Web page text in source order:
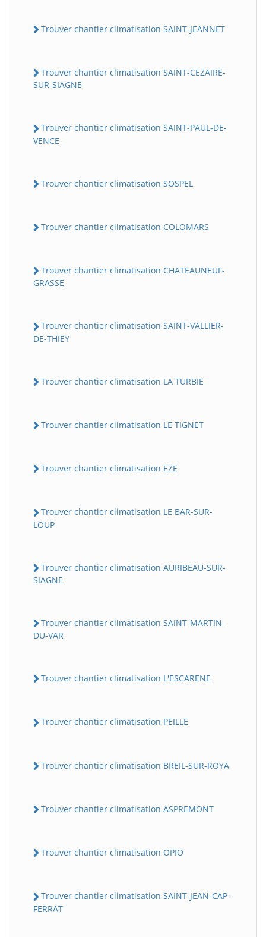
Trouver chantier climatisation SAINT-JEANNET
Trouver chantier climatisation SAINT-CEZAIRE-
SUR-SIAGNE
Trouver chantier climatisation SAINT-PAUL-DE-
VENCE
Trouver chantier climatisation SOSPEL
Trouver chantier climatisation COLOMARS
Trouver chantier climatisation CHATEAUNEUF-
GRASSE
Trouver chantier climatisation SAINT-VALLIER-
DE-THIEY
Trouver chantier climatisation LA TURBIE
Trouver chantier climatisation LE TIGNET
Trouver chantier climatisation EZE
Trouver chantier climatisation LE BAR-SUR-
LOUP
Trouver chantier climatisation AURIBEAU-SUR-
SIAGNE
Trouver chantier climatisation SAINT-MARTIN-
DU-VAR
Trouver chantier climatisation L'ESCARENE
Trouver chantier climatisation PEILLE
Trouver chantier climatisation BREIL-SUR-ROYA
Trouver chantier climatisation ASPREMONT
Trouver chantier climatisation OPIO
Trouver chantier climatisation SAINT-JEAN-CAP-
FERRAT